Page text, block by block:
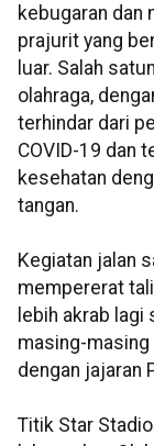
kebugaran dan
prajurit yang
luar. Salah
olahraga,
terhindar dari
COVID-19 dan
kesehatan
tangan.
Kegiatan jalan
mempererat
lebih akrab
masing-masing
dengan jajaran
Titik Star